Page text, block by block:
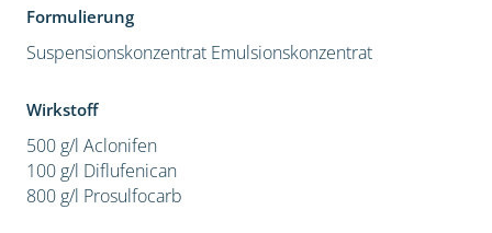
Formulierung
Suspensionskonzentrat Emulsionskonzentrat
Wirkstoff
500 g/l Aclonifen
100 g/l Diflufenican
800 g/l Prosulfocarb